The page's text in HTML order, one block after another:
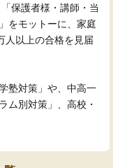
保護者様・講師・当
をモットーに、家庭
人以上の合格を見届
塾対策」や、中高一
ム別対策」、高校・